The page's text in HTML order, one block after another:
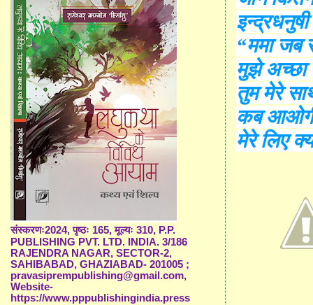
“ममा जब
मुझे अच्छा
तुम मेरे
कब
मेरे लिए
संस्करणः2024, पृष्ठः 165, मूल्यः 310, P.P.
PUBLISHING PVT. LTD. INDIA. 3/186
RAJENDRA NAGAR, SECTOR-2,
SAHIBABAD, GHAZIABAD- 201005 ;
pravasiprempublishing@gmail.com,
Website-
https://www.pppublishingindia.press